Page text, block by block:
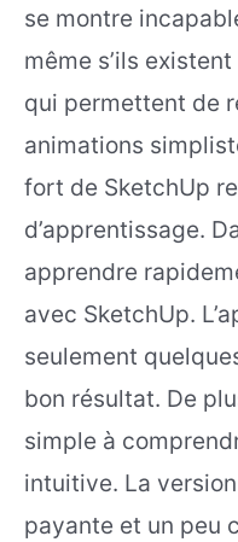
se montre
même s’ils
qui permettent de
animations
fort de SketchUp
d’apprentissage.
apprendre
avec SketchUp.
seulement
bon résultat. De
simple à
intuitive. La
payante et un peu